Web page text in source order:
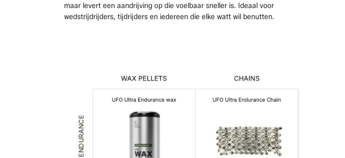
maar levert een aandrijving op die voelbaar sneller is. Ideaal voor
wedstrijdrijders, tijdrijders en iedereen die elke watt wil benutten.